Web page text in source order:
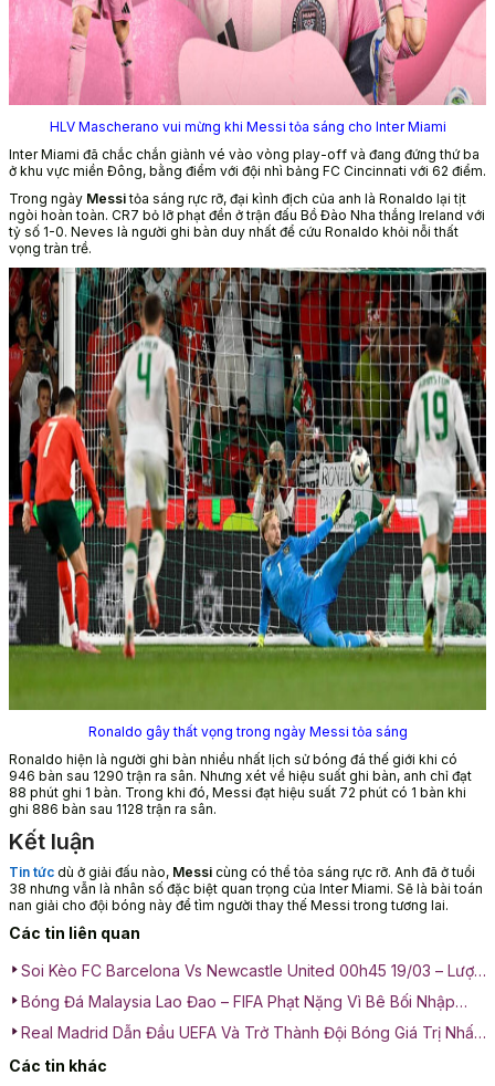
HLV Mascherano vui mừng khi Messi tỏa sáng cho Inter Miami
Inter Miami đã chắc chắn giành vé vào vòng play-off và đang đứng thứ ba
ở khu vực miền Đông, bằng điểm với đội nhì bảng FC Cincinnati với 62 điểm.
Trong ngày Messitỏa sáng rực rỡ, đại kình địch của anh là Ronaldo lại tịt
ngòi hoàn toàn. CR7 bỏ lỡ phạt đền ở trận đấu Bồ Đào Nha thắng Ireland với
tỷ số 1-0. Neves là người ghi bàn duy nhất để cứu Ronaldo khỏi nỗi thất
vọng tràn trề.
Ronaldo gây thất vọng trong ngày Messi tỏa sáng
Ronaldo hiện là người ghi bàn nhiều nhất lịch sử bóng đá thế giới khi có
946 bàn sau 1290 trận ra sân. Nhưng xét về hiệu suất ghi bàn, anh chỉ đạt
88 phút ghi 1 bàn. Trong khi đó, Messi đạt hiệu suất 72 phút có 1 bàn khi
ghi 886 bàn sau 1128 trận ra sân.
Kết luận
Tin tức dù ở giải đấu nào, Messi cùng có thể tỏa sáng rực rỡ. Anh đã ở tuổi
38 nhưng vẫn là nhân số đặc biệt quan trọng của Inter Miami. Sẽ là bài toán
nan giải cho đội bóng này để tìm người thay thế Messi trong tương lai.
Các tin liên quan
Soi Kèo FC Barcelona Vs Newcastle United 00h45 19/03 – Lượt
Bóng Đá Malaysia Lao Đao – FIFA Phạt Nặng Vì Bê Bối Nhập
Real Madrid Dẫn Đầu UEFA Và Trở Thành Đội Bóng Giá Trị Nhất
Các tin khác